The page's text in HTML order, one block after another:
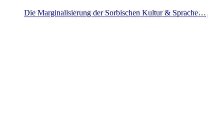
Die Marginalisierung der Sorbischen Kultur & Sprache…